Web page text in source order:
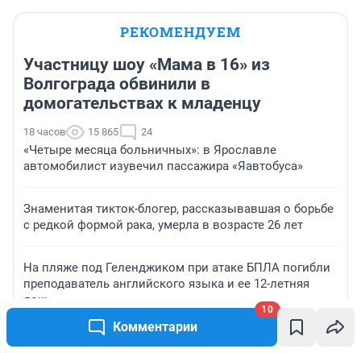
Комментарии
10
РЕКОМЕНДУЕМ
Участницу шоу «Мама в 16» из
Волгограда обвинили в
домогательствах к младенцу
18 часов 15 865 24
«Четыре месяца больничных»: в Ярославле
автомобилист изувечил пассажира «Яавтобуса»
Знаменитая тикток-блогер, рассказывавшая о борьбе
с редкой формой рака, умерла в возрасте 26 лет
На пляже под Геленджиком при атаке БПЛА погибли
преподаватель английского языка и ее 12-летняя
дочь
С рождения в неволе. Как в уральской колонии